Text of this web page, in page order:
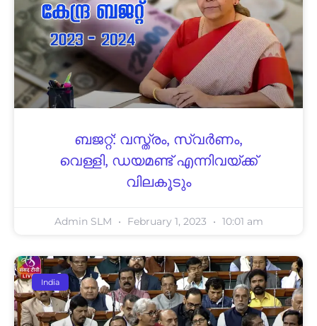
ബജറ്റ്: വസ്ത്രം, സ്വർണം,
വെള്ളി, ഡയമണ്ട് എന്നിവയ്ക്ക്
വിലകൂടും
Admin SLM February 1, 2023 10:01 am
India